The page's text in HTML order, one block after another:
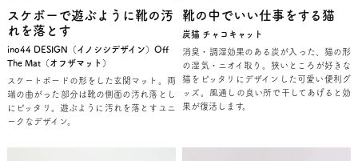
スケボーで遊ぶように靴の汚
れを落とす
ino44 DESIGN（イノシシデザイン）Off
The Mat（オフザマット）
スケートボードの形をした玄関マット。両
端の曲がった部分は靴の側面の汚れ落とし
にピッタリ。遊ぶように汚れを落とすユニ
ークなデザイン。
靴の中でいい仕事をする猫
炭猫 チャコキャット
消臭・調湿効果のある炭が入った、猫の形
の湿気・ニオイ取り。狭いところが好きな
猫をピッタリにデザインした可愛い便利グ
ッズ。風通しの良い所で干してあげると効
果が復活します。